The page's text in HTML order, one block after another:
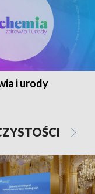
i urody